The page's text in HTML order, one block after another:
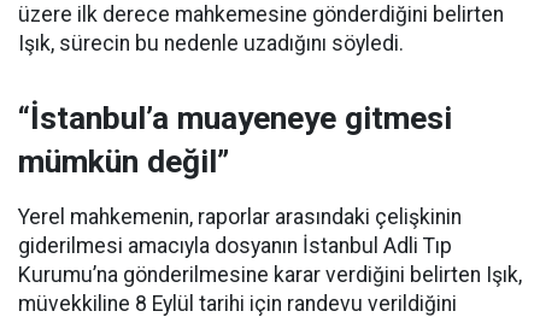
üzere ilk derece mahkemesine gönderdiğini belirten
Işık, sürecin bu nedenle uzadığını söyledi.
“İstanbul’a muayeneye gitmesi
mümkün değil”
Yerel mahkemenin, raporlar arasındaki çelişkinin
giderilmesi amacıyla dosyanın İstanbul Adli Tıp
Kurumu’na gönderilmesine karar verdiğini belirten Işık,
müvekkiline 8 Eylül tarihi için randevu verildiğini